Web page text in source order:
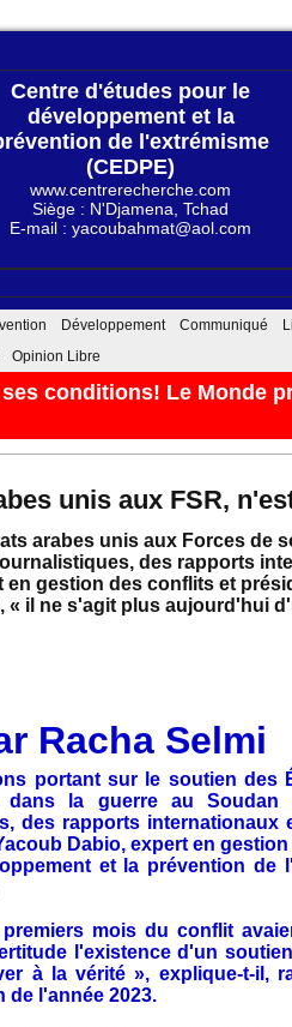
Centre d'études pour le
développement et la
de l'extrémisme
(CEDPE)
www.centrerecherche.com
Siège : N'Djamena, Tchad
E-mail : yacoubahmat@aol.com
Développement Communiqué
Opinion Libre
conditions! Le Monde
unis aux FSR,
arabes unis aux Forces de
des rapports
gestion des conflits et
il ne s'agit plus aujourd'hui
Racha Selmi
portant sur le soutien des
dans la guerre au
des rapports internationaux
Dabio, expert en
et la prévention
mois du conflit
l'existence d'un
à la vérité », explique-t-il,
de l'année 2023.